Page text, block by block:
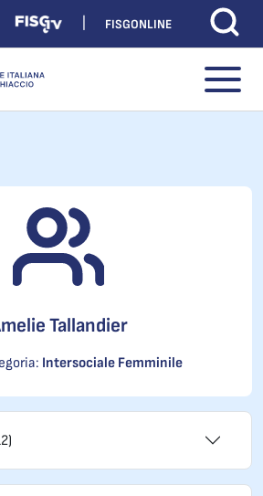
FISGONLINE
Tallandier
Intersociale Femminile